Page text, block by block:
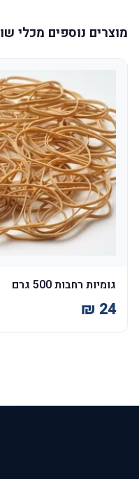
מוצרים נוספים מכלי
גומיות רחבות 500 גרם